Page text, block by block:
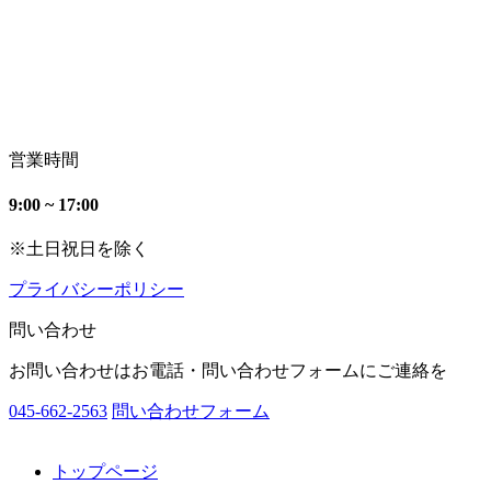
営業時間
9:00 ~ 17:00
※土日祝日を除く
プライバシーポリシー
問い合わせ
お問い合わせはお電話・問い合わせフォームにご連絡を
045-662-2563 問い合わせフォーム
トップページ